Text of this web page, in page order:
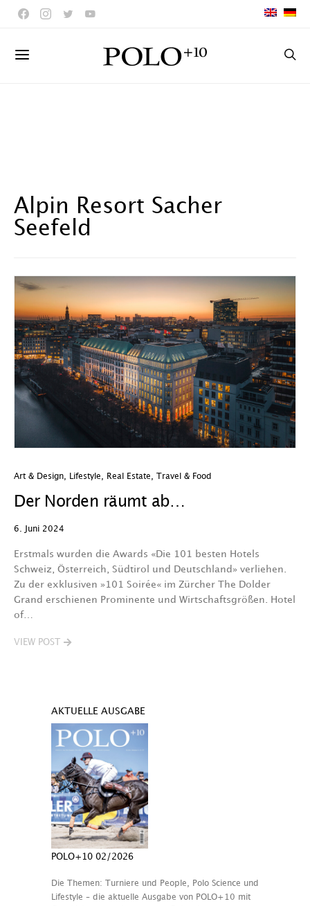
Alpin Resort Sacher
Seefeld
Art & Design Lifestyle Real Estate Travel & Food
Der Norden räumt ab…
6. Juni 2024
Erstmals wurden die Awards «Die 101 besten Hotels
Schweiz, Österreich, Südtirol und Deutschland» verliehen.
Zu der exklusiven »101 Soirée« im Zürcher The Dolder
Grand erschienen Prominente und Wirtschaftsgrößen. Hotel
of…
VIEW POST
AKTUELLE AUSGABE
POLO+10 02/2026
Die Themen: Turniere und People, Polo Science und
Lifestyle – die aktuelle Ausgabe von POLO+10 mit